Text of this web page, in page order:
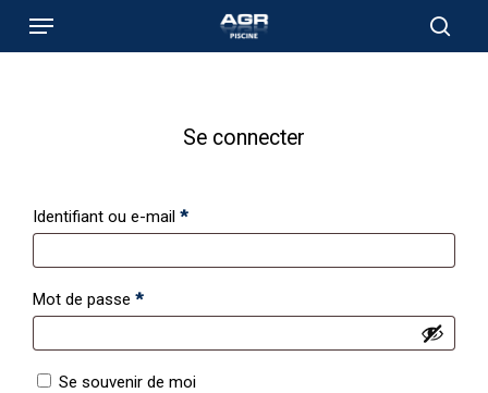
Menu
Se connecter
Identifiant ou e-mail *Obligatoire
Mot de passe *Obligatoire
Se souvenir de moi